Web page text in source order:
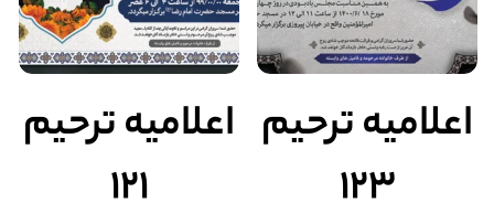
اعلامیه ترحیم
۱۲۳
اعلامیه ترحیم
۱۲۱